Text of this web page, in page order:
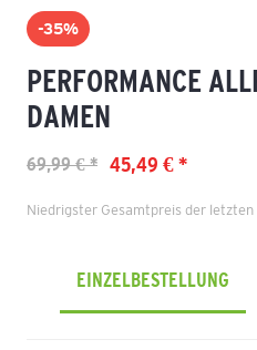
-35%
PERFORMANCE
DAMEN
45,49 € *
69,99 € *
Niedrigster Gesamtpreis der
EINZELBESTELLUNG